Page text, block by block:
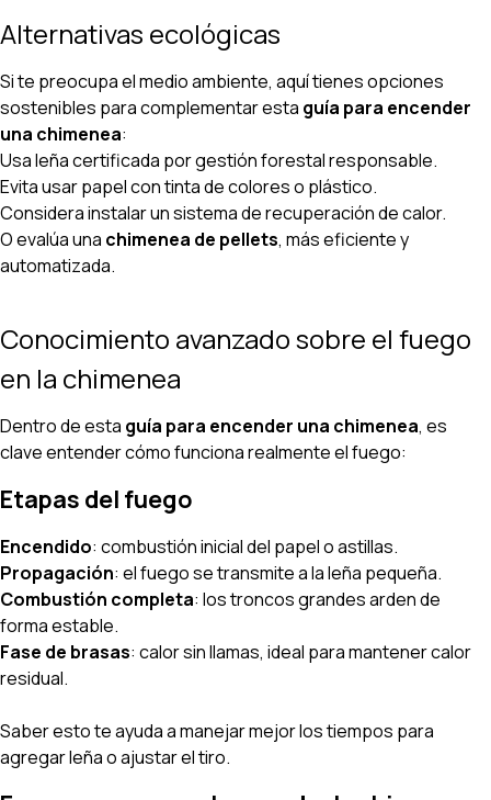
Alternativas ecológicas
Si te preocupa el medio ambiente, aquí tienes opciones
sostenibles para complementar esta guía para encender
una chimenea:
Usa leña certificada por gestión forestal responsable.
Evita usar papel con tinta de colores o plástico.
Considera instalar un sistema de recuperación de calor.
O evalúa una chimenea de pellets, más eficiente y
automatizada.
Conocimiento avanzado sobre el fuego
en la chimenea
Dentro de esta guía para encender una chimenea, es
clave entender cómo funciona realmente el fuego:
Etapas del fuego
Encendido: combustión inicial del papel o astillas.
Propagación: el fuego se transmite a la leña pequeña.
Combustión completa: los troncos grandes arden de
forma estable.
Fase de brasas: calor sin llamas, ideal para mantener calor
residual.
Saber esto te ayuda a manejar mejor los tiempos para
agregar leña o ajustar el tiro.